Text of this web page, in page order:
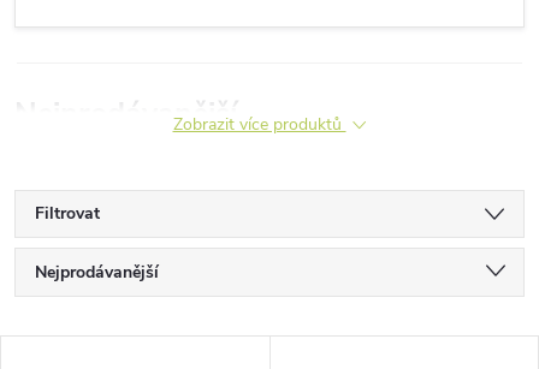
NejprodávanějšíZobrazit více produktů
Filtrovat
Ř
a
Nejprodávanější